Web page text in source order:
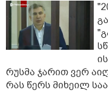
რუსმა ჯარით ვერ
რას წერს მიხეილ